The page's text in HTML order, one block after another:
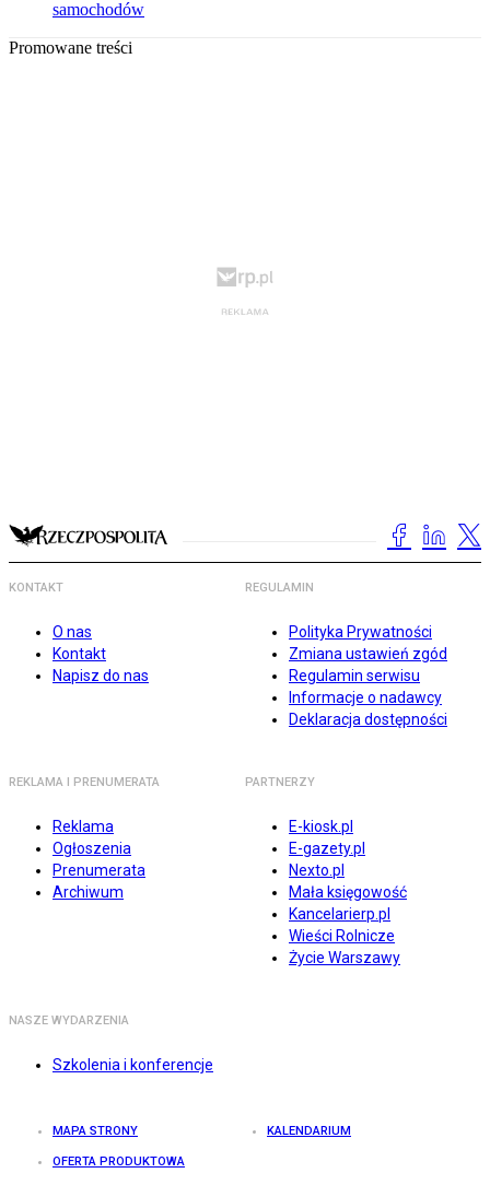
samochodów
Promowane treści
KONTAKT
O nas
Kontakt
Napisz do nas
REGULAMIN
Polityka Prywatności
Zmiana ustawień zgód
Regulamin serwisu
Informacje o nadawcy
Deklaracja dostępności
REKLAMA I PRENUMERATA
Reklama
Ogłoszenia
Prenumerata
Archiwum
PARTNERZY
E-kiosk.pl
E-gazety.pl
Nexto.pl
Mała księgowość
Kancelarierp.pl
Wieści Rolnicze
Życie Warszawy
NASZE WYDARZENIA
Szkolenia i konferencje
MAPA STRONY KALENDARIUM
OFERTA PRODUKTOWA